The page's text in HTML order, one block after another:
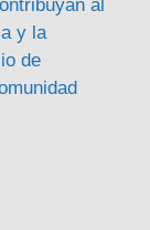
al
y la
de